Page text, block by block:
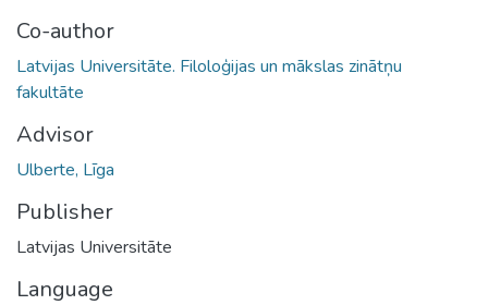
Co-author
Latvijas Universitāte. Filoloģijas un mākslas zinātņu
fakultāte
Advisor
Ulberte, Līga
Publisher
Latvijas Universitāte
Language